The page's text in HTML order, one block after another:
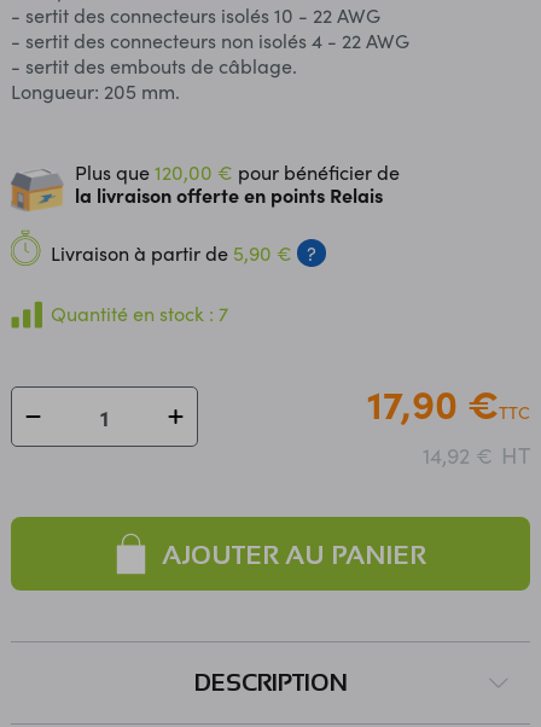
- sertit des connecteurs isolés 10 - 22 AWG
- sertit des connecteurs non isolés 4 - 22 AWG
- sertit des embouts de câblage.
Longueur: 205 mm.
Plus que120,00 € pour bénéficier de
la livraison offerte en points Relais
Livraison à partir de 5,90 € ?
Quantité en stock : 7
17,90 €TTC
14,92 € HT
AJOUTER AU PANIER
DESCRIPTION